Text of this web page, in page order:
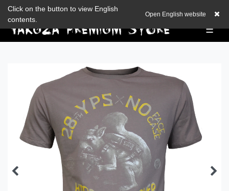
Zum Blog
☰
Click on the button to view English
contents.
Open English website